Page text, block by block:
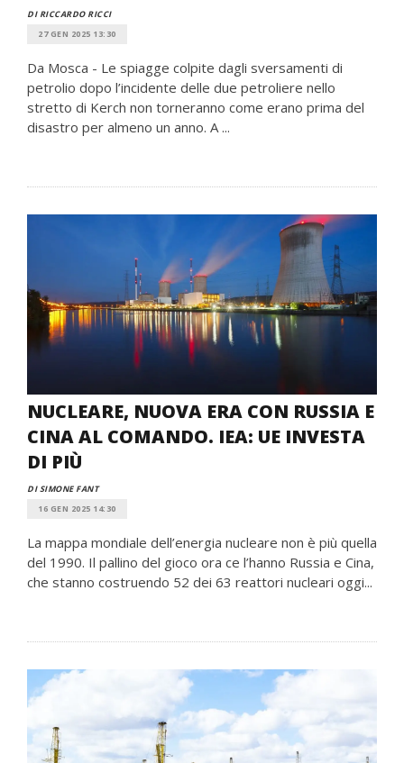
DI RICCARDO RICCI
27 GEN 2025 13:30
Da Mosca - Le spiagge colpite dagli sversamenti di
petrolio dopo l’incidente delle due petroliere nello
stretto di Kerch non torneranno come erano prima del
disastro per almeno un anno. A ...
NUCLEARE, NUOVA ERA CON RUSSIA E
CINA AL COMANDO. IEA: UE INVESTA
DI PIÙ
DI SIMONE FANT
16 GEN 2025 14:30
La mappa mondiale dell’energia nucleare non è più quella
del 1990. Il pallino del gioco ora ce l’hanno Russia e Cina,
che stanno costruendo 52 dei 63 reattori nucleari oggi...